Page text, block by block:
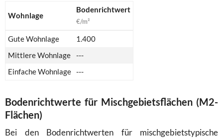
Wohnlage
Bodenrichtwert
€/m²
Gute Wohnlage
1.400
Mittlere Wohnlage
---
Einfache Wohnlage ---
Bodenrichtwerte für Mischgebietsflächen (M2-
Flächen)
Bei den Bodenrichtwerten für mischgebietstypische